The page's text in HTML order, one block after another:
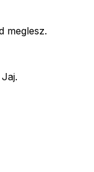
meglesz.